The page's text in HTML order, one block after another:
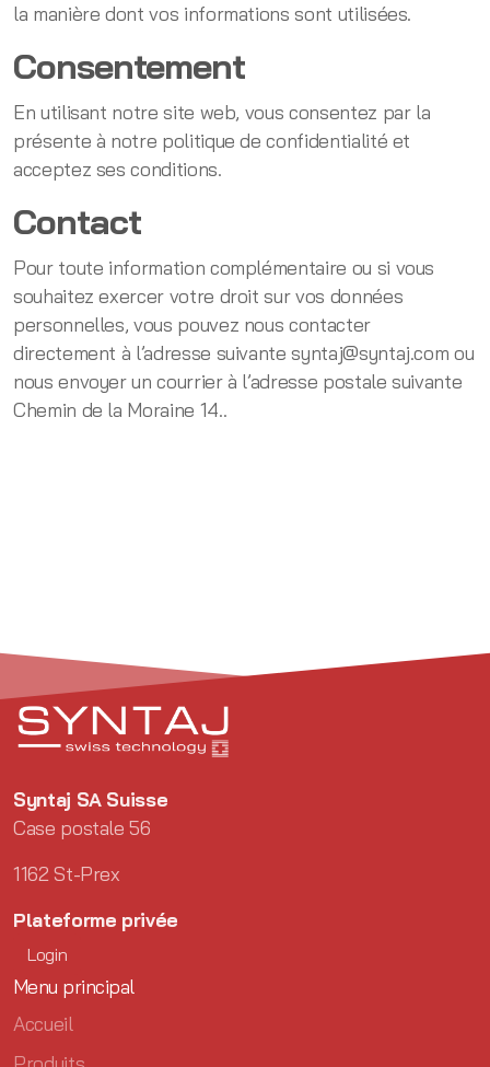
la manière dont vos informations sont utilisées.
Consentement
En utilisant notre site web, vous consentez par la
présente à notre politique de confidentialité et
acceptez ses conditions.
Contact
Pour toute information complémentaire ou si vous
souhaitez exercer votre droit sur vos données
personnelles, vous pouvez nous contacter
directement à l’adresse suivante syntaj@syntaj.com ou
nous envoyer un courrier à l’adresse postale suivante
Chemin de la Moraine 14..
Syntaj SA Suisse
Case postale 56
1162 St-Prex
Plateforme privée
Login
Menu principal
Accueil